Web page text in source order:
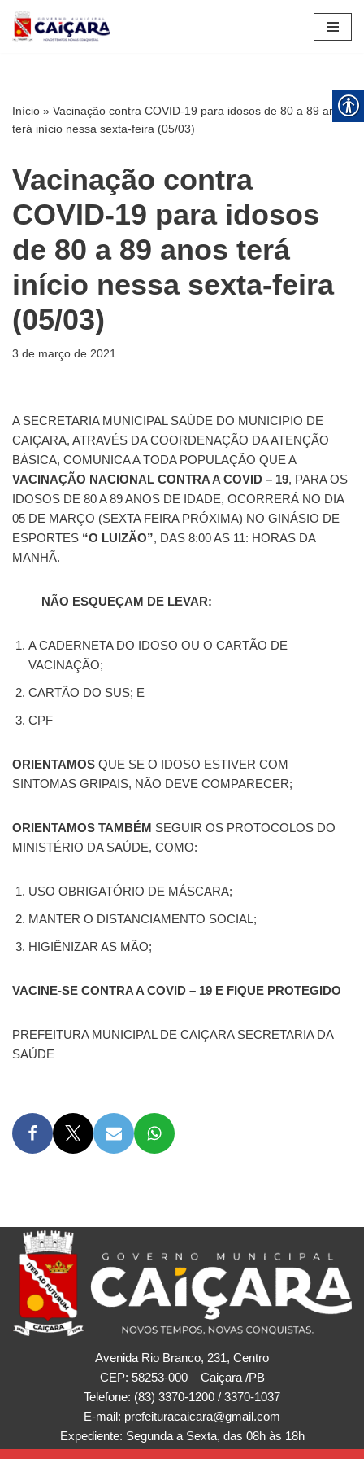
Pular
Início » Vacinação contra COVID-19 para idosos de 80 a 89 anos
terá início nessa sexta-feira (05/03)
Vacinação contra
COVID-19 para idosos
de 80 a 89 anos terá
início nessa sexta-feira
(05/03)
3 de março de 2021
A SECRETARIA MUNICIPAL SAÚDE DO MUNICIPIO DE
CAIÇARA, ATRAVÉS DA COORDENAÇÃO DA ATENÇÃO
BÁSICA, COMUNICA A TODA POPULAÇÃO QUE A
VACINAÇÃO NACIONAL CONTRA A COVID – 19, PARA OS
IDOSOS DE 80 A 89 ANOS DE IDADE, OCORRERÁ NO DIA
05 DE MARÇO (SEXTA FEIRA PRÓXIMA) NO GINÁSIO DE
ESPORTES “O LUIZÃO”, DAS 8:00 AS 11: HORAS DA
MANHÃ.
NÃO ESQUEÇAM DE LEVAR:
A CADERNETA DO IDOSO OU O CARTÃO DE
VACINAÇÃO;
CARTÃO DO SUS; E
CPF
ORIENTAMOS QUE SE O IDOSO ESTIVER COM
SINTOMAS GRIPAIS, NÃO DEVE COMPARECER;
ORIENTAMOS TAMBÉM SEGUIR OS PROTOCOLOS DO
MINISTÉRIO DA SAÚDE, COMO:
USO OBRIGATÓRIO DE MÁSCARA;
MANTER O DISTANCIAMENTO SOCIAL;
HIGIÊNIZAR AS MÃO;
VACINE-SE CONTRA A COVID – 19 E FIQUE PROTEGIDO
PREFEITURA MUNICIPAL DE CAIÇARA SECRETARIA DA
SAÚDE
Avenida Rio Branco, 231, Centro
CEP: 58253-000 – Caiçara /PB
Telefone: (83) 3370-1200 / 3370-1037
E-mail: prefeituracaicara@gmail.com
Expediente: Segunda a Sexta, das 08h às 18h